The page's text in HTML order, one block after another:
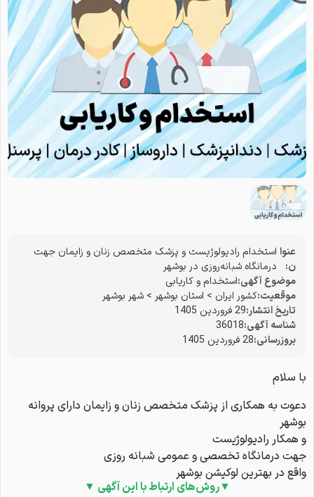
عنوا
ن:
استخدام رادیولوژیست و پزشک متخصص زنان و زایمان جهت
درمانگاه شبانه‌روزی در بوشهر
موضوع آگهی:استخدام و کاریابی
موقعیت:کشور ایران > استان بوشهر > شهر بوشهر
تاریخ انتشار:29 فروردین 1405
شناسه آگهی:36018
بروزرسانی:28 فروردین 1405
با سلام
دعوت به همکاری از پزشک متخصص زنان و زایمان دارای پروانه
بوشهر
و همکار رادیولوژیست
جهت درمانگاه تخصصی و عمومی شبانه روزی
واقع در بهترین لوکیشن بوشهر
▼روش‌های ارتباط با این آگهی ▼